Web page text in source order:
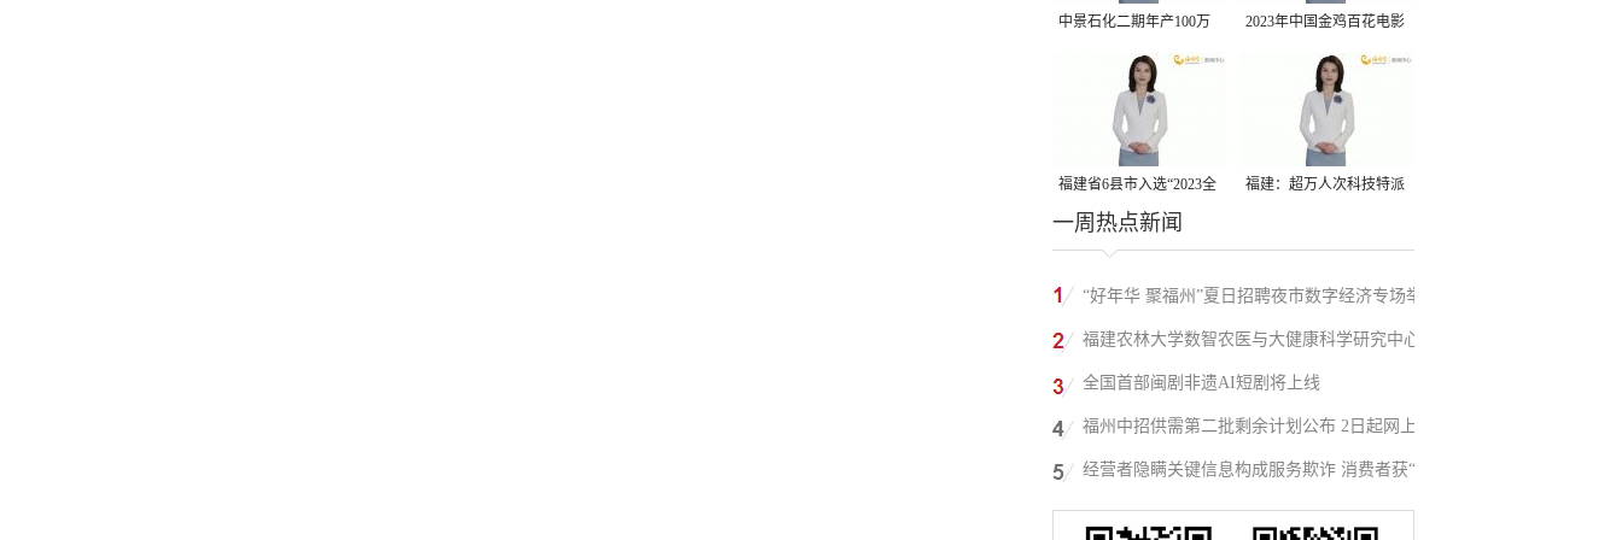
中景石化二期年产100万
吨丙烷脱氢项目建成中交
2023年中国金鸡百花电影
节有福电影巡展31日启动
福建省6县市入选“2023全
国县域发展潜力百强县”
福建：超万人次科技特派
一周热点新闻
“好年华 聚福州”夏日招聘夜市数字经济专场举
办 30家企业提供超700个岗位
福建农林大学数智农医与大健康科学研究中心
成立
全国首部闽剧非遗AI短剧将上线
福州中招供需第二批剩余计划公布 2日起网上
填报志愿
经营者隐瞒关键信息构成服务欺诈 消费者获“退
一赔三”